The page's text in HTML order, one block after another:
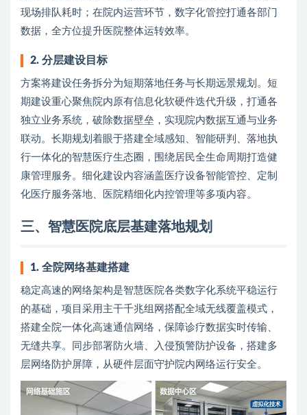
现场排队耗时；在院内运营环节，数字化管控打通各部门
数据，全方位提升医院整体运转效率。
2. 分层建设目标
方案将建设任务拆分为短期落地任务与长期远景规划。短
期建设重心聚焦院内原有信息化软硬件迭代升级，打通各
独立业务系统，破除数据壁垒，实现院内数据互通与业务
联动。长期规划着眼于搭建全域感知、智能研判、落地执
行一体化的智慧医疗生态圈，围绕居民全生命周期打造健
康管理服务。细化建设内容涵盖医疗设备智能管控、定制
化医疗服务落地、医院精细化内控管理等多项内容。
三、智慧医院底层基建落地规划
1. 全院网络基建搭建
稳定高速的网络架构是智慧医院各类数字化系统平稳运行
的基础，项目采用主干千兆组网搭配全域无线覆盖模式，
搭建全院一体化高速通信网络，保障诊疗数据实时传输、
无缝共享。同步部署防火墙、入侵预警防护设备，搭建多
层网络防护屏障，从硬件层面守护院内网络运行安全。